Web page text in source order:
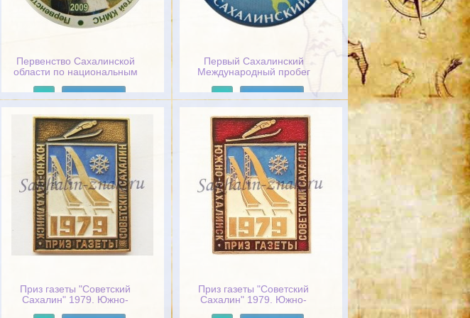
Первенство Сахалинской
области по национальным
КМНС. Комитет по
физической культуре и
спорту Сахалинской
области. с.Некрасовка 2009
Первый Сахалинский
Международный пробег
Приз газеты "Советский
Сахалин" 1979. Южно-
Приз газеты "Советский
Сахалин" 1979. Южно-